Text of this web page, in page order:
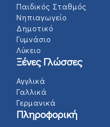
Παιδικός Σταθμός
Νηπιαγωγείο
Δημοτικό
Γυμνάσιο
Λύκειο
Ξένες Γλώσσες
Αγγλικά
Γαλλικά
Γερμανικά
Πληροφορική